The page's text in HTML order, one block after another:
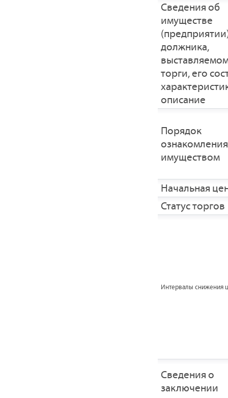
Cведения об
имуществе
должника,
торги, его
описание
Порядок
имуществом
Начальная
Статус торгов
Интервалы снижения
Сведения о
заключении